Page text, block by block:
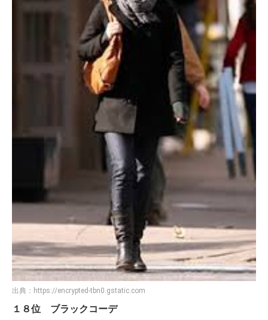
出典： https://encrypted-tbn0.gstatic.com
１８位 ブラックコーデ